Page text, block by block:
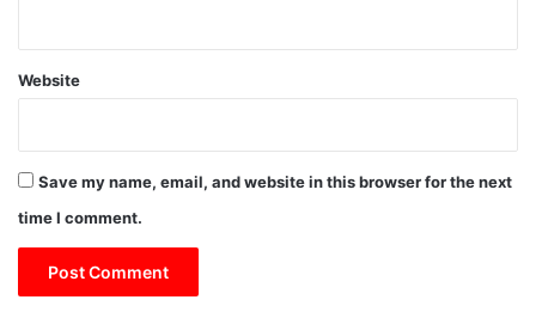
Website
Save my name, email, and website in this browser for the next
time I comment.